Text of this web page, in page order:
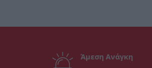
Άμεση Ανάγκη